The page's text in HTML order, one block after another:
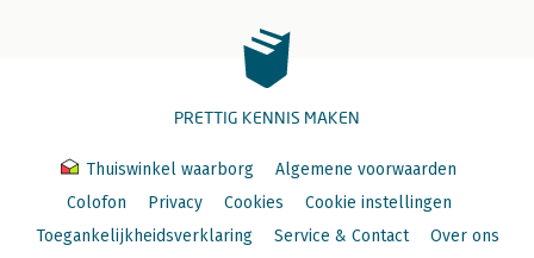
PRETTIG KENNIS MAKEN
Thuiswinkel waarborg
Algemene voorwaarden
Colofon
Privacy Cookies
Cookie instellingen
Toegankelijkheidsverklaring
Service & Contact Over ons